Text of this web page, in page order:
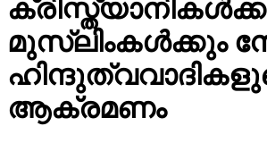
മുസ്‌ലിംകള്‍ക്കും
ആക്രമണം